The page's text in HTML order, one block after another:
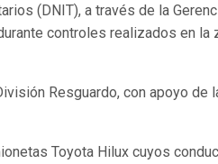
(DNIT), a través de la
controles realizados en la
Resguardo, con apoyo de
Toyota Hilux cuyos